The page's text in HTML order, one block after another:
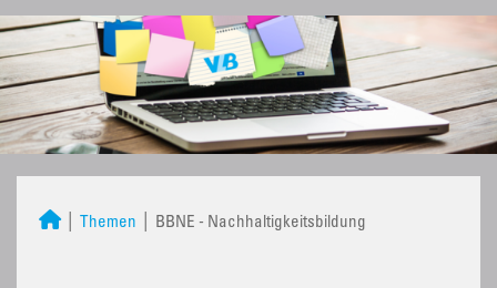
Themen BBNE - Nachhaltigkeitsbildung